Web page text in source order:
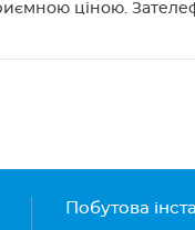
ціною.
Побутова